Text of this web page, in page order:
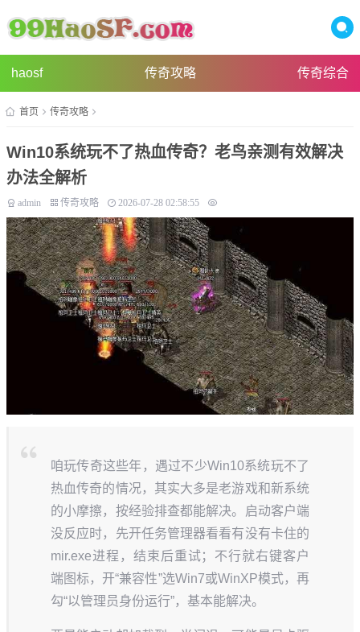
haosf 传奇攻略 传奇综合
首页 传奇攻略
Win10系统玩不了热血传奇？老鸟亲测有效解决
办法全解析
admin 传奇攻略 2026-07-28 02:58:55
咱玩传奇这些年，遇过不少Win10系统玩不了
热血传奇的情况，其实大多是老游戏和新系统
的小摩擦，按经验排查都能解决。启动客户端
没反应时，先开任务管理器看看有没有卡住的
mir.exe进程，结束后重试；不行就右键客户
端图标，开“兼容性”选Win7或WinXP模式，再
勾“以管理员身份运行”，基本能解决。